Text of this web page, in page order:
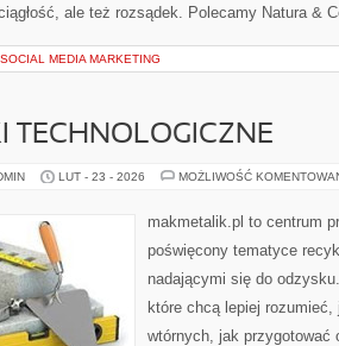
ale też rozsądek. Polecamy Natura &
SOCIAL MEDIA MARKETING
TECHNOLOGICZNE
LUT - 23 - 2026 MOŻLIWOŚĆ
makmetalik.pl to centrum
poświęcony tematyce
nadającymi się do
które chcą lepiej rozumieć,
wtórnych, jak przygotować